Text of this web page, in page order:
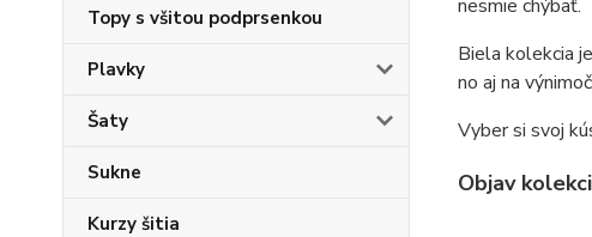
Topy s všitou podprsenkou
Plavky
Šaty
Sukne
Kurzy šitia
nesmie chýbať.
Biela kolekcia
no aj na
Vyber si svoj
Objav